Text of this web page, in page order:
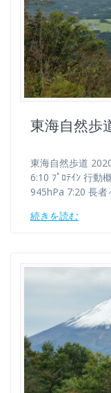
東海自然歩
東海自然歩道
6:10 ﾌﾟﾛﾃｲﾝ 行動
945hPa 7:20 長
続きを読む